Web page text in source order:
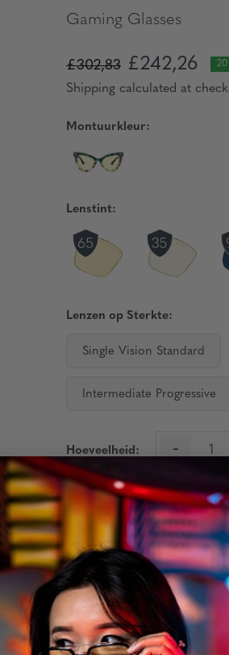
Gaming Glasses
£302,83 £242,26
Shipping calculated at
Montuurkleur:
Lenstint:
Lenzen op Sterkte:
Single Vision Standard
Intermediate Progressive
Hoeveelheid: -
Bril op sterkte wordt speciaal
worden geretourneerd of
Houd rekening met 4-6